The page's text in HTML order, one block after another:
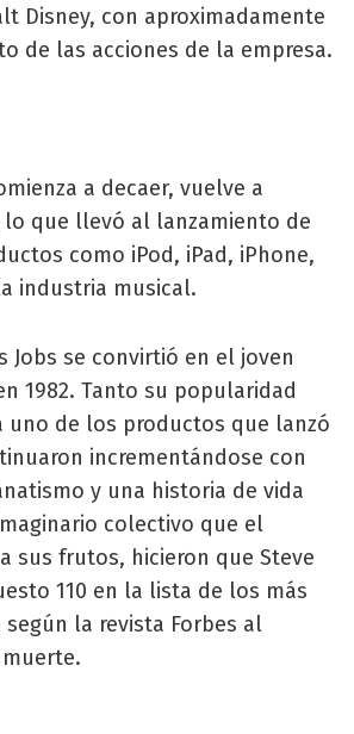
Disney, con aproximadamente
de las acciones de la empresa.
a decaer, vuelve a
lo que llevó al lanzamiento de
como iPod, iPad, iPhone,
industria musical.
Jobs se convirtió en el joven
1982. Tanto su popularidad
uno de los productos que lanzó
incrementándose con
y una historia de vida
colectivo que el
sus frutos, hicieron que Steve
110 en la lista de los más
la revista Forbes al